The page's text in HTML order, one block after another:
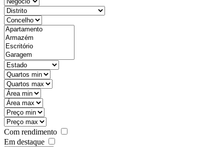
Com rendimento
Em destaque